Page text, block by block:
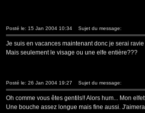
Posté le: 15 Jan 2004 10:34 Sujet du message:
Je suis en vacances maintenant donc je serai
Mais seulement le visage ou une elfe entière???
Posté le: 26 Jan 2004 19:27 Sujet du message:
Oh comme vous êtes gentils!! Alors hum... Mon
Une bouche assez longue mais fine aussi.